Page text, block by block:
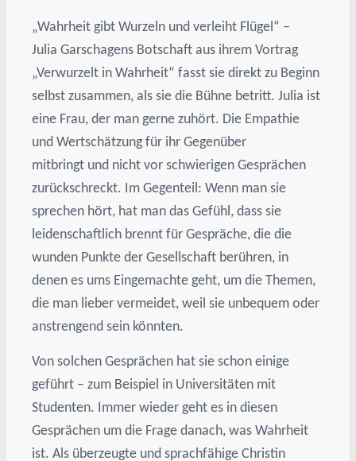
„Wahrheit gibt Wurzeln und verleiht Flügel“ –
Julia Garschagens Botschaft aus ihrem Vortrag
„Verwurzelt in Wahrheit“ fasst sie direkt zu Beginn
selbst zusammen, als sie die Bühne betritt. Julia ist
eine Frau, der man gerne zuhört. Die Empathie
und Wertschätzung für ihr Gegenüber
mitbringt und nicht vor schwierigen Gesprächen
zurückschreckt. Im Gegenteil: Wenn man sie
sprechen hört, hat man das Gefühl, dass sie
leidenschaftlich brennt für Gespräche, die die
wunden Punkte der Gesellschaft berühren, in
denen es ums Eingemachte geht, um die Themen,
die man lieber vermeidet, weil sie unbequem oder
anstrengend sein könnten.
Von solchen Gesprächen hat sie schon einige
geführt – zum Beispiel in Universitäten mit
Studenten. Immer wieder geht es in diesen
Gesprächen um die Frage danach, was Wahrheit
ist. Als überzeugte und sprachfähige Christin